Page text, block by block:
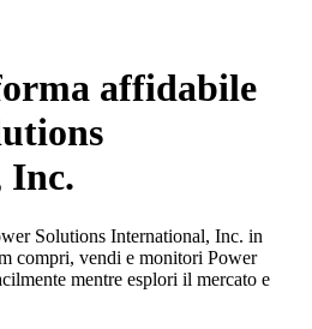
affidabile
Inc.
Solutions International, Inc. in
compri, vendi e monitori Power
mentre esplori il mercato e